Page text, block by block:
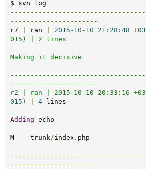
----------------------
r7
ran 2015 - 10 - 10 21 : 28 : 48 +
015) | 2 lines
Making it decisive
----------------------
015 ) 4 lines
Adding echo
M    trunk/index . php
----------------------